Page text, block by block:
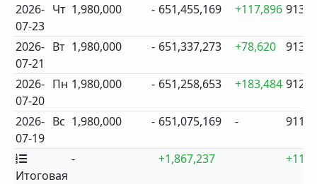
2026-
07-23
Чт 1,980,000 - 651,455,169 +117,896 913
2026-
07-21
Вт 1,980,000 - 651,337,273 +78,620 913
2026-
07-20
Пн 1,980,000 - 651,258,653 +183,484 912
2026-
07-19
Вс 1,980,000 - 651,075,169 - 911
Итоговая
- +1,867,237 +11